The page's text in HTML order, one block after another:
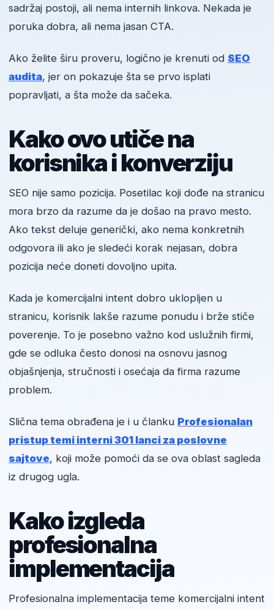
sadržaj postoji, ali nema internih linkova. Nekada je
poruka dobra, ali nema jasan CTA.
Ako želite širu proveru, logično je krenuti od SEO
audita, jer on pokazuje šta se prvo isplati
popravljati, a šta može da sačeka.
Kako ovo utiče na
korisnika i konverziju
SEO nije samo pozicija. Posetilac koji dođe na stranicu
mora brzo da razume da je došao na pravo mesto.
Ako tekst deluje generički, ako nema konkretnih
odgovora ili ako je sledeći korak nejasan, dobra
pozicija neće doneti dovoljno upita.
Kada je komercijalni intent dobro uklopljen u
stranicu, korisnik lakše razume ponudu i brže stiče
poverenje. To je posebno važno kod uslužnih firmi,
gde se odluka često donosi na osnovu jasnog
objašnjenja, stručnosti i osećaja da firma razume
problem.
Slična tema obrađena je i u članku Profesionalan
pristup temi interni 301 lanci za poslovne
sajtove, koji može pomoći da se ova oblast sagleda
iz drugog ugla.
Kako izgleda
profesionalna
implementacija
Profesionalna implementacija teme komercijalni intent